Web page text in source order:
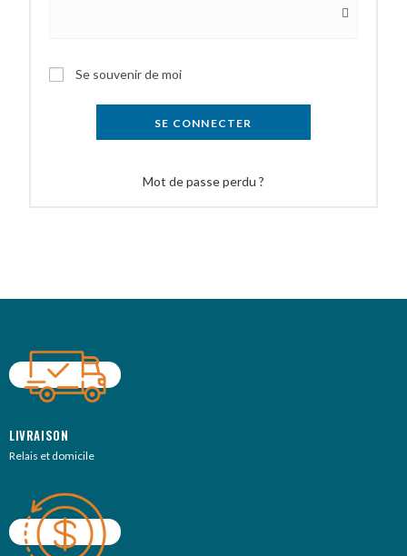
Se souvenir de moi
SE CONNECTER
Mot de passe perdu ?
LIVRAISON
Relais et domicile